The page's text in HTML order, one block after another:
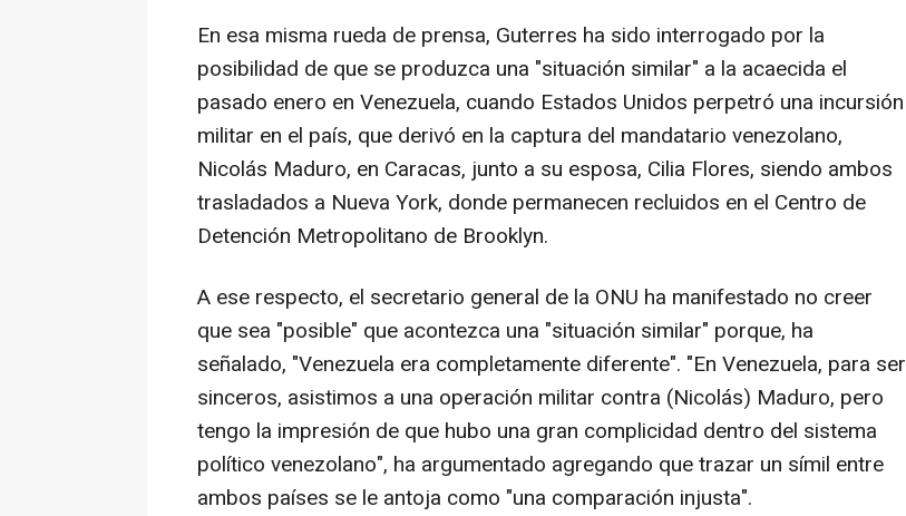
En esa misma rueda de prensa, Guterres ha sido interrogado por la
posibilidad de que se produzca una "situación similar" a la acaecida el
pasado enero en Venezuela, cuando Estados Unidos perpetró una incursión
militar en el país, que derivó en la captura del mandatario venezolano,
Nicolás Maduro, en Caracas, junto a su esposa, Cilia Flores, siendo ambos
trasladados a Nueva York, donde permanecen recluidos en el Centro de
Detención Metropolitano de Brooklyn.
A ese respecto, el secretario general de la ONU ha manifestado no creer
que sea "posible" que acontezca una "situación similar" porque, ha
señalado, "Venezuela era completamente diferente". "En Venezuela, para ser
sinceros, asistimos a una operación militar contra (Nicolás) Maduro, pero
tengo la impresión de que hubo una gran complicidad dentro del sistema
político venezolano", ha argumentado agregando que trazar un símil entre
ambos países se le antoja como "una comparación injusta".